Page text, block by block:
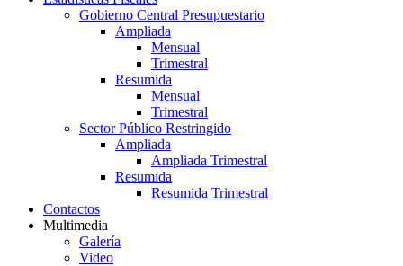
Gobierno Central Presupuestario
Ampliada
Mensual
Trimestral
Resumida
Mensual
Trimestral
Sector Público Restringido
Ampliada
Ampliada Trimestral
Resumida
Resumida Trimestral
Contactos
Multimedia
Galería
Video